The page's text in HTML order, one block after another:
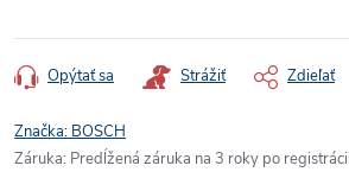
Opýtať sa Strážiť Zdieľať
Značka: BOSCH
Záruka: Predĺžená záruka na 3 roky po